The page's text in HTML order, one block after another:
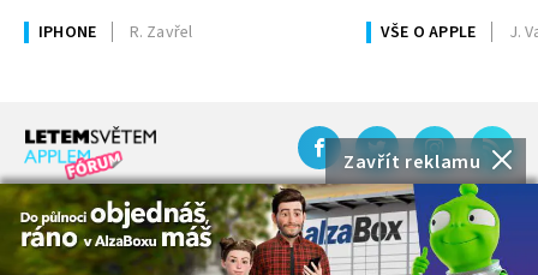
Zavřít reklamu
IPHONE R. Zavřel
rozhodnutí
VŠE O APPLE J.